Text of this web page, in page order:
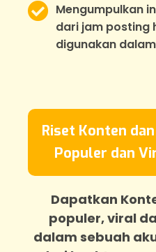
Mengumpulkan
dari jam posting
digunakan
Riset Konten
Populer dan
Dapatkan
populer, viral
dalam sebuah